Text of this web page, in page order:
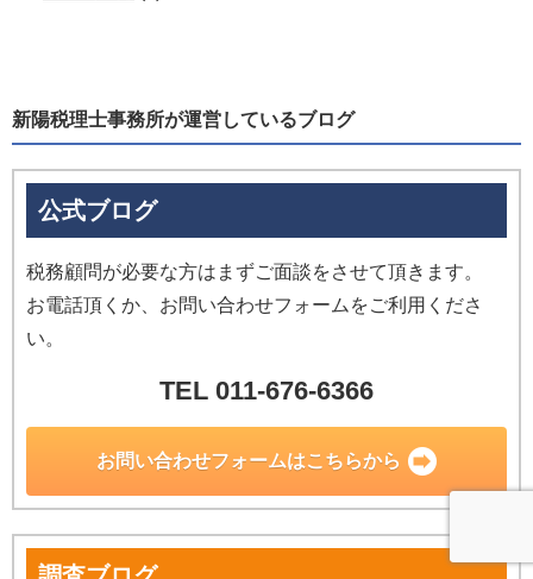
新陽税理士事務所が運営しているブログ
公式ブログ
税務顧問が必要な方はまずご面談をさせて頂きます。
お電話頂くか、お問い合わせフォームをご利用くださ
い。
TEL 011-676-6366
お問い合わせフォームはこちらから